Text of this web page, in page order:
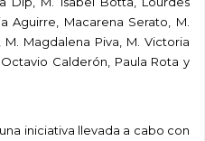
Aguirre, Macarena Serato, M.
Magdalena Piva, M. Victoria
Calderón, Paula Rota y
iniciativa llevada a cabo con